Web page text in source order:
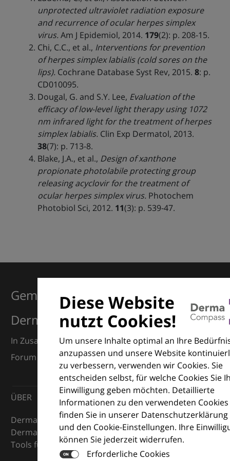
unprotected ultraviolet radiation exposure
and recurrence of ocular herpes simplex
virus. Am J Epidemiol, 2014. 179(2): p. 208-15.
Chi, C.C., et al., Interventions for prevention
of herpes simplex labialis (cold sores on the
lips). Cochrane Database Syst Rev, 2015. 8: p.
CD010095.
Dougal, G. and S.Y. Lee, Evaluation of the
efficacy of low-level light therapy using 1072
nm infrared light for the treatment of herpes
simplex labialis. Clin Exp Dermatol, 2013.
38(7): p. 713-8.
Blake, J.A., et al., Design of xanthone
propionate photolabile protecting group
releasing acyclovir for the treatment of
ocular herpes simplex virus. Photochem
Photobiol Sci, 2012. 11(3): p. 539-47.
Diese Website
nutzt Cookies!
Um unsere Inhalte optimal an Ihre
anzupassen und unsere Website
zu verbessern, verwenden wir Cookies. Sie
entscheiden selbst, für welche Cookies Sie
Einwilligung geben möchten. Detaillierte
Informationen zu den verwendeten Cookies
finden Sie in unserer Datenschutzerklärung
und den Cookie-Einstellungen. Ihre
können Sie jederzeit widerrufen.
Erforderliche Cookies
Gemeinsam für Exzellenz in der
Dermatologie
In Zusammenarbeit mit dem European Dermatology
Forum (EDF) und Euroderm Excellence
ÜBER
DermaCompass ist Ihr digitaler Kompass für die
Dermatologie – mit Wissen, Bildern und praktischen
Tools für den klinischen Alltag.